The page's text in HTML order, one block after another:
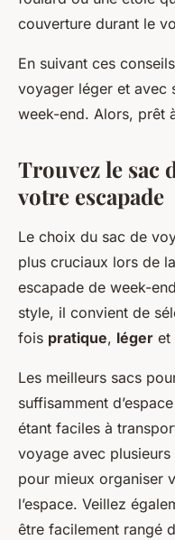
couverture durant le
En suivant ces
voyager léger et avec
week-end. Alors, prêt
Trouvez le sac
votre escapade
Le choix du sac de
plus cruciaux lors de
escapade de week-
style, il convient de
fois pratique, léger et
Les meilleurs sacs
suffisamment
étant faciles à
voyage avec
pour mieux organiser
l’espace. Veillez
être facilement rangé